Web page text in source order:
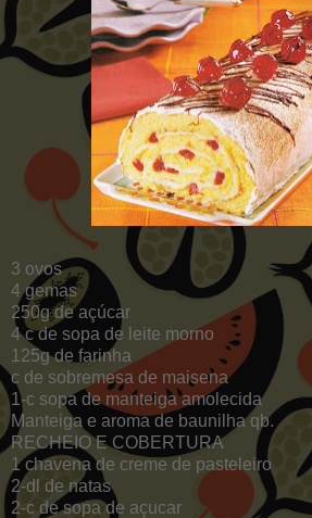
3 ovos
4 gemas
250g de açúcar
4 c de sopa de leite morno
125g de farinha
c de sobremesa de maisena
1-c sopa de manteiga amolecida
Manteiga e aroma de baunilha qb.
RECHEIO E COBERTURA
1 chavena de creme de pasteleiro
2-dl de natas
2-c de sopa de açucar